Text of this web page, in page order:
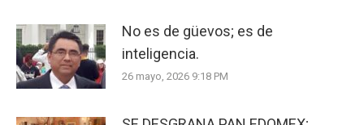
No es de güevos; es de
inteligencia.
26 mayo, 2026 9:18 PM